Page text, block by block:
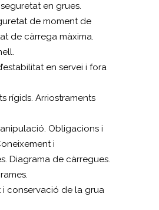
en grues.
de moment de
de càrrega màxima.
en servei i fora
rígids. Arriostraments
Obligacions i
i
Diagrama de càrregues.
i conservació de la grua